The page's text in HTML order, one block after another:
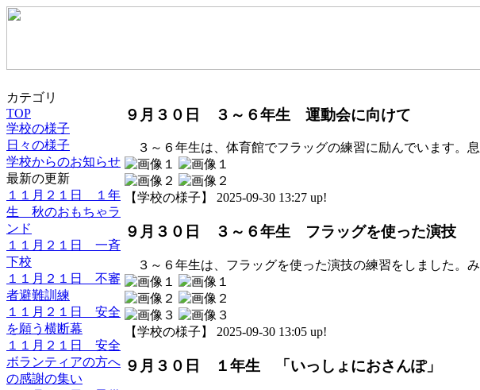
カテゴリ
TOP
学校の様子
日々の様子
学校からのお知らせ
最新の更新
１１月２１日 １年
生 秋のおもちゃラ
ンド
１１月２１日 一斉
下校
１１月２１日 不審
者避難訓練
１１月２１日 安全
を願う横断幕
１１月２１日 安全
ボランティアの方へ
の感謝の集い
９月３０日 ３～６年生 運動会に向けて
３～６年生は、体育館でフラッグの練習に励んでいます。
【学校の様子】 2025-09-30 13:27 up!
９月３０日 ３～６年生 フラッグを使った演技
３～６年生は、フラッグを使った演技の練習をしました。
【学校の様子】 2025-09-30 13:05 up!
９月３０日 １年生 「いっしょにおさんぽ」